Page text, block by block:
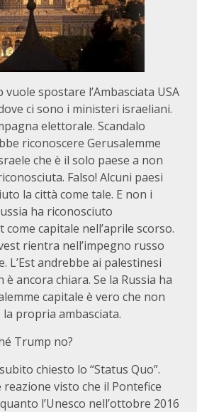
spostare l’Ambasciata USA
ci sono i ministeri israeliani.
elettorale. Scandalo
riconoscere Gerusalemme
che è il solo paese a non
Falso! Alcuni paesi
la città come tale. E non i
ha riconosciuto
come capitale nell’aprile scorso.
rientra nell’impegno russo
L’Est andrebbe ai palestinesi
ancora chiara. Se la Russia ha
capitale è vero che non
propria ambasciata.
Trump no?
chiesto lo “Status Quo”.
visto che il Pontefice
l’Unesco nell’ottobre 2016